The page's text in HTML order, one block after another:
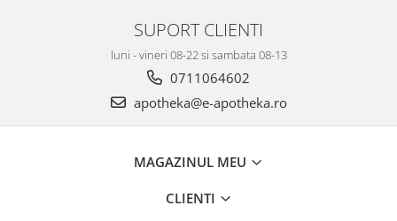
SUPORT CLIENTI
luni - vineri 08-22 si sambata 08-13
0711064602
apotheka@e-apotheka.ro
MAGAZINUL MEU
CLIENTI